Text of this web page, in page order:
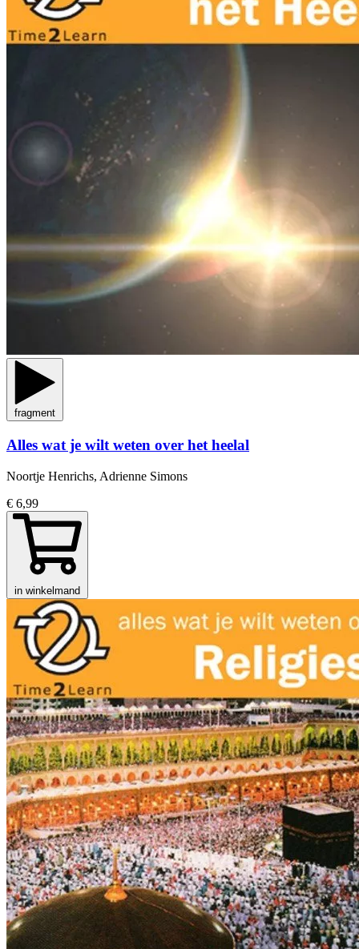
fragment
Alles wat je wilt weten over het heelal
Noortje Henrichs, Adrienne Simons
€ 6,99
in winkelmand